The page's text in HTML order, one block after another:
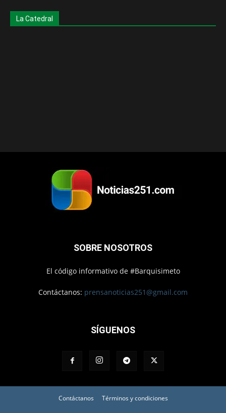
La Catedral
SOBRE NOSOTROS
El código informativo de #Barquisimeto
Contáctanos: prensanoticias251@gmail.com
SÍGUENOS
Contáctanos Términos y condiciones